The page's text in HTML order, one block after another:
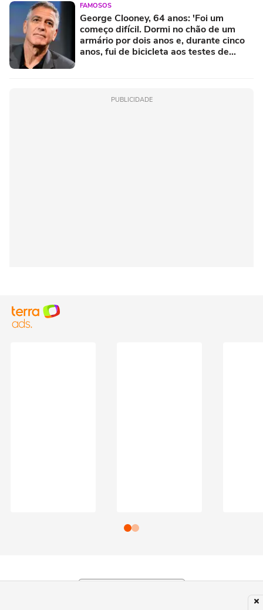
FAMOSOS
George Clooney, 64 anos: 'Foi um
começo difícil. Dormi no chão de um
armário por dois anos e, durante cinco
anos, fui de bicicleta aos testes de
PUBLICIDADE